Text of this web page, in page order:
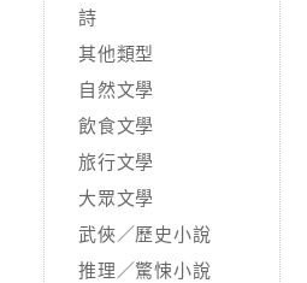
詩
其他類型
自然文學
飲食文學
旅行文學
大眾文學
武俠／歷史小說
推理／驚悚小說